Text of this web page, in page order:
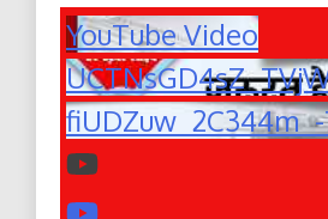
YouTube Video